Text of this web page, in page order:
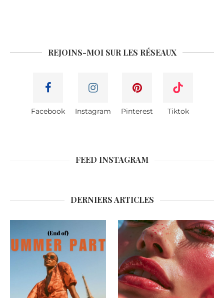
REJOINS-MOI SUR LES RÉSEAUX
Facebook Instagram Pinterest Tiktok
FEED INSTAGRAM
DERNIERS ARTICLES